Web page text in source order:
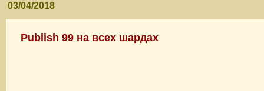
03/04/2018
Publish 99 на всех шардах